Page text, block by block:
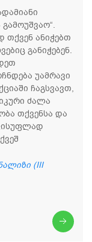
თქვენ ანიჭებთ
განიჭებენ.
უამრავი
ჩაგსვავთ,
ძალა
თქვენსა და
(III